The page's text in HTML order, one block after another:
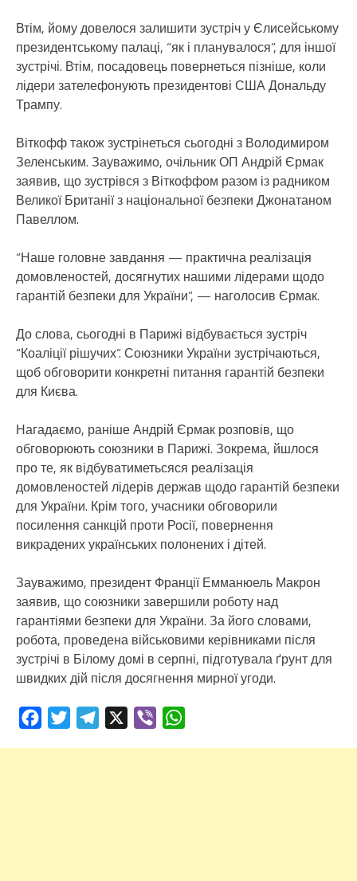
Втім, йому довелося залишити зустріч у Єлисейському
президентському палаці, “як і планувалося”, для іншої
зустрічі. Втім, посадовець повернеться пізніше, коли
лідери зателефонують президентові США Дональду
Трампу.
Віткофф також зустрінеться сьогодні з Володимиром
Зеленським. Зауважимо, очільник ОП Андрій Єрмак
заявив, що зустрівся з Віткоффом разом із радником
Великої Британії з національної безпеки Джонатаном
Павеллом.
“Наше головне завдання — практична реалізація
домовленостей, досягнутих нашими лідерами щодо
гарантій безпеки для України”, — наголосив Єрмак.
До слова, сьогодні в Парижі відбувається зустріч
“Коаліції рішучих”. Союзники України зустрічаються,
щоб обговорити конкретні питання гарантій безпеки
для Києва.
Нагадаємо, раніше Андрій Єрмак розповів, що
обговорюють союзники в Парижі. Зокрема, йшлося
про те, як відбуватиметьсяся реалізація
домовленостей лідерів держав щодо гарантій безпеки
для України. Крім того, учасники обговорили
посилення санкцій проти Росії, повернення
викрадених українських полонених і дітей.
Зауважимо, президент Франції Емманюель Макрон
заявив, що союзники завершили роботу над
гарантіями безпеки для України. За його словами,
робота, проведена військовими керівниками після
зустрічі в Білому домі в серпні, підготувала ґрунт для
швидких дій після досягнення мирної угоди.
FacebookTwitterTelegram Viber